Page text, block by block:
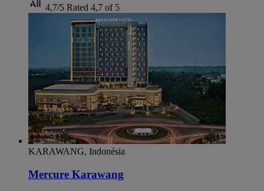
4,7/5 Rated 4,7 of 5
KARAWANG, Indonésia
Mercure Karawang